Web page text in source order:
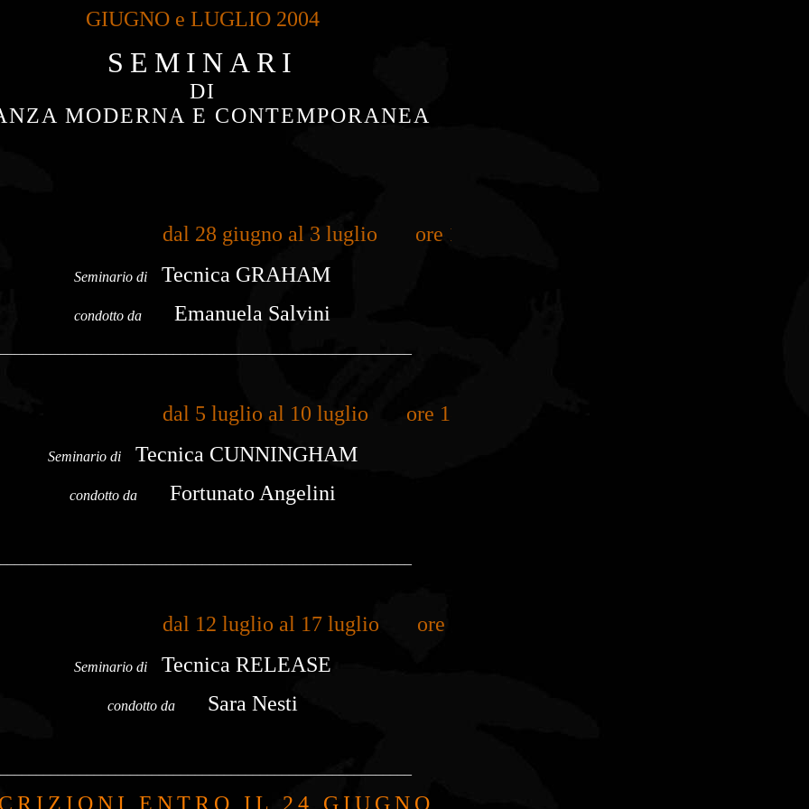
GIUGNO e LUGLIO 2004
SEMINARI
DI
MODERNA E CONTEMPORANEA
dal 28 giugno al 3 luglio ore 18.30/20.30
Seminario di Tecnica GRAHAM
condotto da Emanuela Salvini
dal 5 luglio al 10 luglio ore 18.30/20.30
Seminario di Tecnica CUNNINGHAM
condotto da Fortunato Angelini
dal 12 luglio al 17 luglio ore 18.30/20.30
Seminario di Tecnica RELEASE
condotto da Sara Nesti
ENTRO IL 24 GIUGNO